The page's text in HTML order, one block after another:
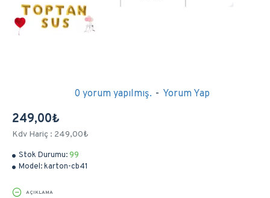
Stok Durumu: 99
Model:karton-cb41
0 yorum yapılmış. - Yorum Yap
249,00₺
Kdv Hariç : 249,00₺
AÇIKLAMA